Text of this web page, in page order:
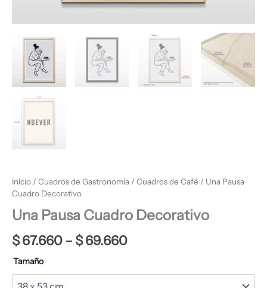
Inicio / Cuadros de Gastronomía / Cuadros de Café / Una Pausa
Cuadro Decorativo
Una Pausa Cuadro Decorativo
$67.660– $69.660
Tamaño